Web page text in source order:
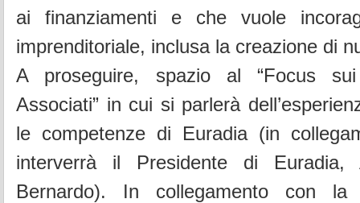
ai finanziamenti e che vuole
imprenditoriale, inclusa la creazione di
A proseguire, spazio al “Focus
Associati” in cui si parlerà
le competenze di Euradia (in
interverrà il Presidente di Euradia,
Bernardo). In collegamento con la